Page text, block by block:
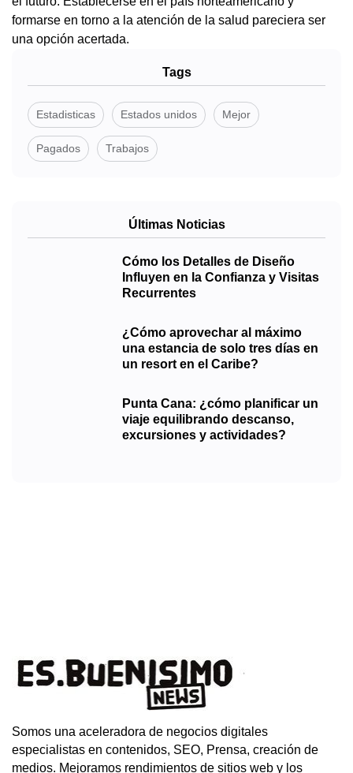
formarse en torno a la atención de la salud pareciera ser
una opción acertada.
Tags
Estadisticas Estados unidos Mejor
Pagados Trabajos
Últimas Noticias
Cómo los Detalles de Diseño
Influyen en la Confianza y Visitas
Recurrentes
¿Cómo aprovechar al máximo
una estancia de solo tres días en
un resort en el Caribe?
Punta Cana: ¿cómo planificar un
viaje equilibrando descanso,
excursiones y actividades?
Somos una aceleradora de negocios digitales
especialistas en contenidos, SEO, Prensa, creación de
medios. Mejoramos rendimientos de sitios web y los